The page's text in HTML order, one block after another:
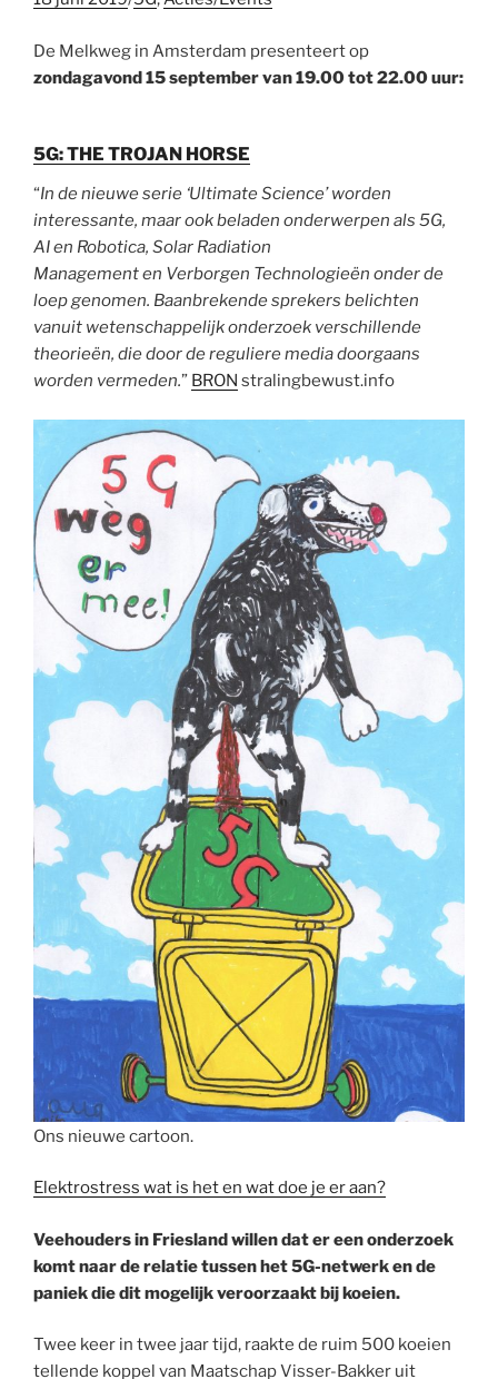
De Melkweg in Amsterdam presenteert op
zondagavond 15 september van 19.00 tot 22.00 uur:
5G: THE TROJAN HORSE
“In de nieuwe serie ‘Ultimate Science’ worden
interessante, maar ook beladen onderwerpen als 5G,
AI en Robotica, Solar Radiation
Management en Verborgen Technologieën onder de
loep genomen. Baanbrekende sprekers belichten
vanuit wetenschappelijk onderzoek verschillende
theorieën, die door de reguliere media doorgaans
worden vermeden.” BRON stralingbewust.info
Ons nieuwe cartoon.
Elektrostress wat is het en wat doe je er aan?
Veehouders in Friesland willen dat er een onderzoek
komt naar de relatie tussen het 5G-netwerk en de
paniek die dit mogelijk veroorzaakt bij koeien.
Twee keer in twee jaar tijd, raakte de ruim 500 koeien
tellende koppel van Maatschap Visser-Bakker uit